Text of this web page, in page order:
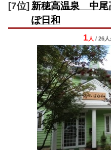
[7位] 新穂高温泉 中
ぽ日和
1 人 / 26人